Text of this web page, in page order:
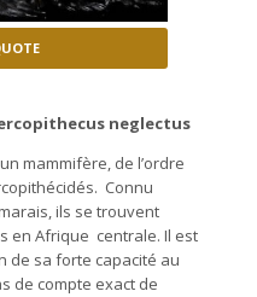
neglectus
mammifère, de l’ordre
Connu
ils se trouvent
en Afrique centrale. Il est
de sa forte capacité au
de compte exact de